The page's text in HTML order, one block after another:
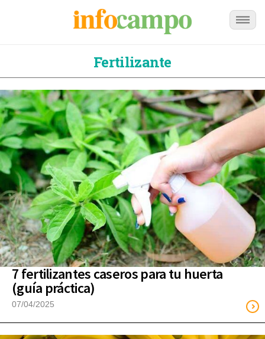
Fertilizante
7 fertilizantes caseros para tu huerta
(guía práctica)
07/04/2025